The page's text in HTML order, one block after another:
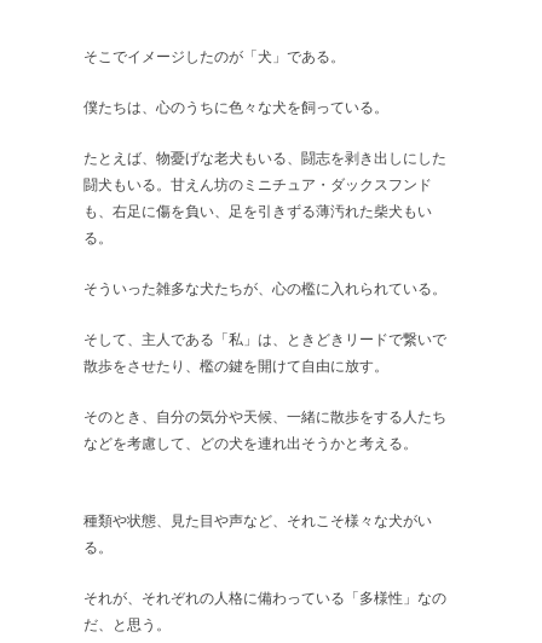
そこでイメージしたのが「犬」である。
僕たちは、心のうちに色々な犬を飼っている。
たとえば、物憂げな老犬もいる、闘志を剥き出しにした
闘犬もいる。甘えん坊のミニチュア・ダックスフンド
も、右足に傷を負い、足を引きずる薄汚れた柴犬もい
る。
そういった雑多な犬たちが、心の檻に入れられている。
そして、主人である「私」は、ときどきリードで繋いで
散歩をさせたり、檻の鍵を開けて自由に放す。
そのとき、自分の気分や天候、一緒に散歩をする人たち
などを考慮して、どの犬を連れ出そうかと考える。
種類や状態、見た目や声など、それこそ様々な犬がい
る。
それが、それぞれの人格に備わっている「多様性」なの
だ、と思う。